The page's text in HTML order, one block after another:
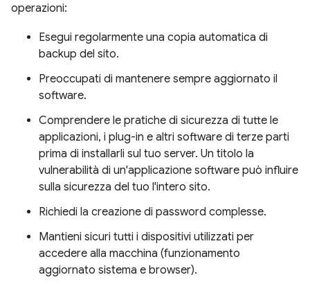
operazioni:
Esegui regolarmente una copia automatica di
backup del sito.
Preoccupati di mantenere sempre aggiornato il
software.
Comprendere le pratiche di sicurezza di tutte le
applicazioni, i plug-in e altri software di terze parti
prima di installarli sul tuo server. Un titolo la
vulnerabilità di un'applicazione software può influire
sulla sicurezza del tuo l'intero sito.
Richiedi la creazione di password complesse.
Mantieni sicuri tutti i dispositivi utilizzati per
accedere alla macchina (funzionamento
aggiornato sistema e browser).